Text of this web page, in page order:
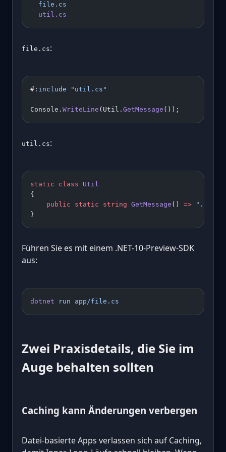
  file.cs
  util.cs
file.cs:
#: include "util.cs"
Console. WriteLine (Util. GetMessage ());
util.cs:
static class Util
{
    public
static string GetMessage () => ".NET
}
Führen Sie es mit einem .NET-10-Preview-SDK
aus:
dotnet run app/file.cs
Zwei Praxisdetails, die Sie im
Auge behalten sollten
Caching kann Änderungen verbergen
Datei-basierte Apps verlassen sich auf Caching,